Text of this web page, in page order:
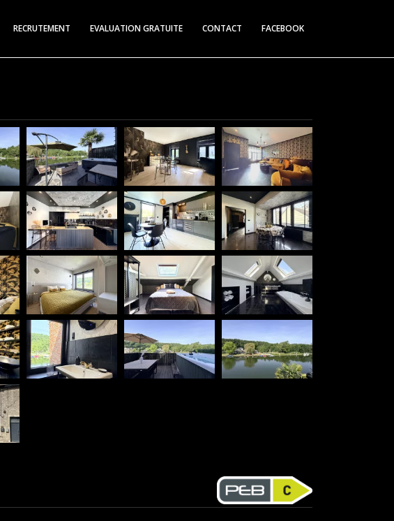
RECRUTEMENT EVALUATION GRATUITE CONTACT FACEBOOK